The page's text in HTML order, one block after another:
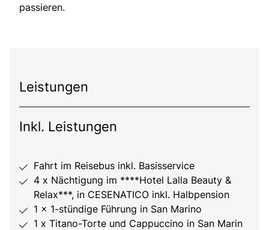
passieren.
Leistungen
Inkl. Leistungen
Fahrt im Reisebus inkl. Basisservice
4 x Nächtigung im ****Hotel Lalla Beauty &
Relax***, in CESENATICO inkl. Halbpension
1 x 1-stündige Führung in San Marino
1 x Titano-Torte und Cappuccino in San Marin